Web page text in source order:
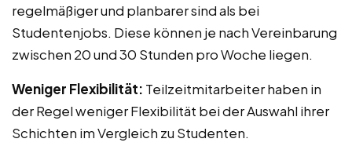
regelmäßiger und planbarer sind als bei
Studentenjobs. Diese können je nach Vereinbarung
zwischen 20 und 30 Stunden pro Woche liegen.
Weniger Flexibilität: Teilzeitmitarbeiter haben in
der Regel weniger Flexibilität bei der Auswahl ihrer
Schichten im Vergleich zu Studenten.